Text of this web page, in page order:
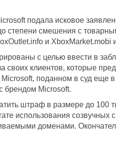
подала исковое
степени смешения с
и XboxMarket.mobi
с целью ввести в
своих клиентов, которые
поданном в суд еще в
брендом Microsoft.
штраф в размере до 100
использования
доменами.